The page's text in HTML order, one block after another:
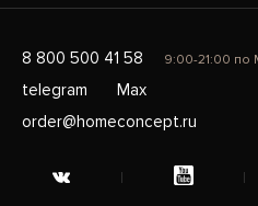
8 800 500 41 58 9:00-21:00 по
telegram
Max
order@homeconcept.ru